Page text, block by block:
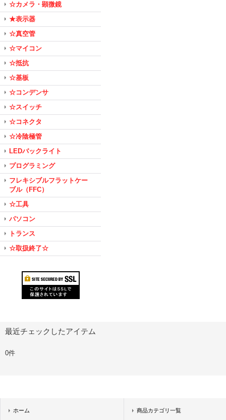
☆カメラ・顕微鏡
★表示器
☆真空管
☆マイコン
☆抵抗
☆基板
☆コンデンサ
☆スイッチ
☆コネクタ
☆冷陰極管
LEDバックライト
プログラミング
フレキシブルフラットケー
ブル（FFC）
☆工具
パソコン
トランス
☆取扱終了☆
最近チェックしたアイテム
0件
ホーム 商品カテゴリ一覧